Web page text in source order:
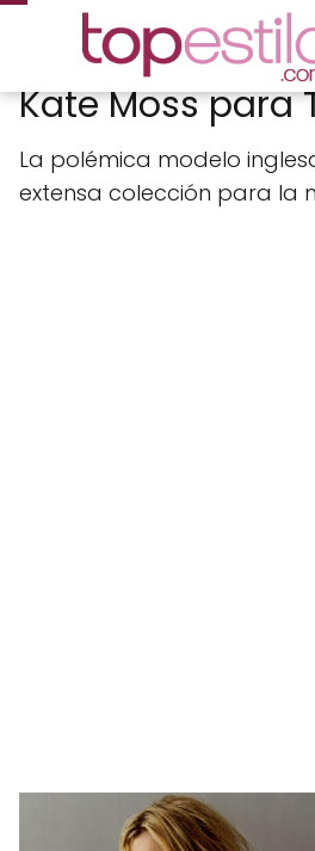
Kate Moss para
La polémica modelo
extensa colección para la